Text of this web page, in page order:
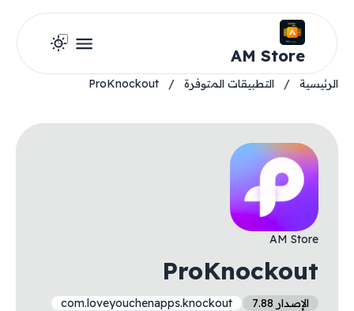
AM Store
الرئيسية / التطبيقات المتوفرة /
ProKnockout
AM Store
ProKnockout
الإصدار 7.88 com.loveyouchenapps.knockout